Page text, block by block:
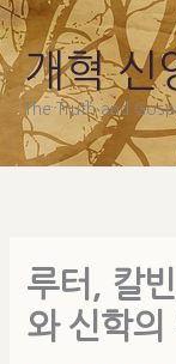
Skip
to
content
개혁 신
The Truth and
루터, 칼
와 신학의